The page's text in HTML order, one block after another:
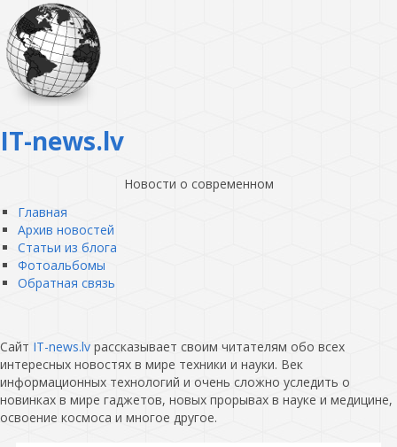
IT-news.lv
Новости о современном
Главная
Архив новостей
Статьи из блога
Фотоальбомы
Обратная связь
Сайт IT-news.lv рассказывает своим читателям обо всех
интересных новостях в мире техники и науки. Век
информационных технологий и очень сложно уследить о
новинках в мире гаджетов, новых прорывах в науке и медицине,
освоение космоса и многое другое.